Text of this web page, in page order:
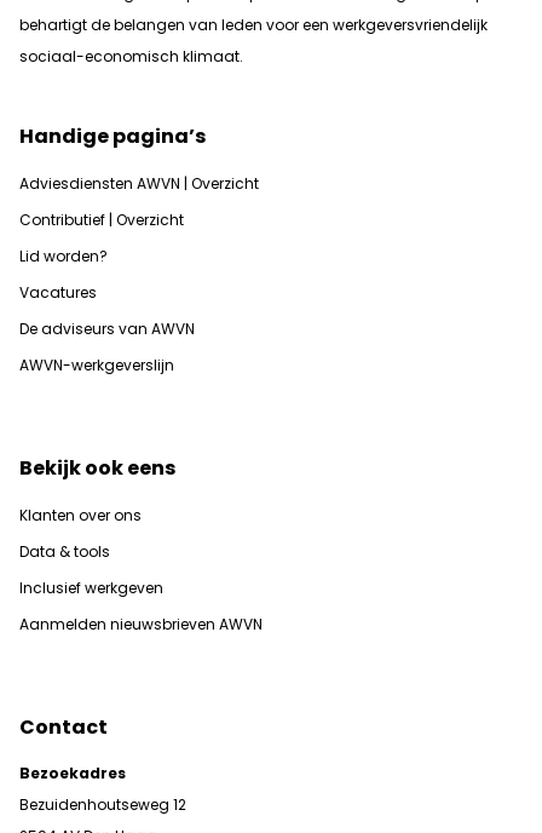
behartigt de belangen van leden voor een werkgeversvriendelijk
sociaal-economisch klimaat.
Handige pagina’s
Adviesdiensten AWVN | Overzicht
Contributief | Overzicht
Lid worden?
Vacatures
De adviseurs van AWVN
AWVN-werkgeverslijn
Bekijk ook eens
Klanten over ons
Data & tools
Inclusief werkgeven
Aanmelden nieuwsbrieven AWVN
Contact
Bezoekadres
Bezuidenhoutseweg 12